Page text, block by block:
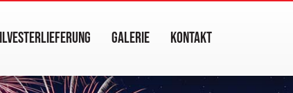
GALERIE KONTAKT